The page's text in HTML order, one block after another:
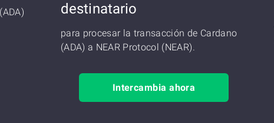
destinatario
para procesar la transacción de Cardano
(ADA) a NEAR Protocol (NEAR).
Intercambia ahora